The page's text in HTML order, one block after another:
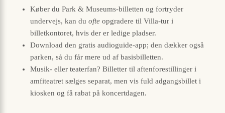
Køber du Park & Museums-billetten og fortryder
undervejs, kan du ofte opgradere til Villa-tur i
billetkontoret, hvis der er ledige pladser.
Download den gratis audioguide-app; den dækker også
parken, så du får mere ud af basis­billetten.
Musik- eller teaterfan? Billetter til aftenforestillinger i
amfiteatret sælges separat, men vis fuld adgangsbillet i
kiosken og få rabat på koncert­dagen.